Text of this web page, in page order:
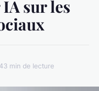
sur les
3 min de lecture